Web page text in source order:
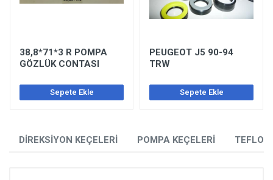
DİREKSİYON KEÇELERİ POMPA KEÇELERİ
38,8*71*3 R POMPA
GÖZLÜK CONTASI
Sepete Ekle
PEUGEOT J5 90-94
TRW
Sepete Ekle